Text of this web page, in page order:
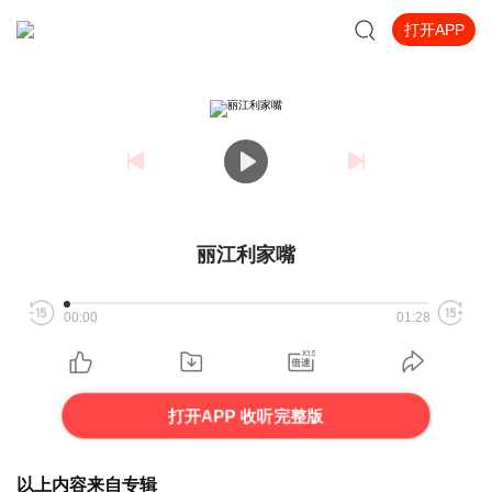
打开APP
丽江利家嘴
00:00 01:28
打开APP 收听完整版
以上内容来自专辑